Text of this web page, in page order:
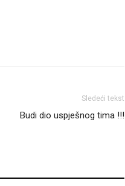
Sledeći tekst
Budi dio uspješnog tima !!!